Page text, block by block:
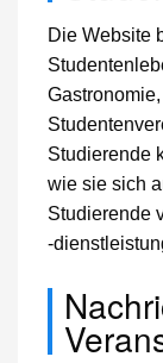
Die Website
Studierende
wie sie sich
Studierende
-